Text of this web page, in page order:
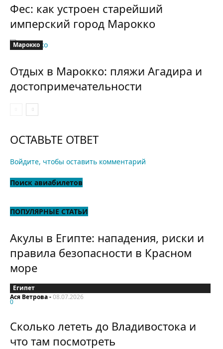
Фес: как устроен старейший
имперский город Марокко
Марокко
Отдых в Марокко: пляжи Агадира и
достопримечательности
ОСТАВЬТЕ ОТВЕТ
Войдите, чтобы оставить комментарий
Поиск авиабилетов
ПОПУЛЯРНЫЕ СТАТЬИ
Акулы в Египте: нападения, риски и
правила безопасности в Красном
море
Египет
Ася Ветрова-08.07.2026
0
Сколько лететь до Владивостока и
что там посмотреть